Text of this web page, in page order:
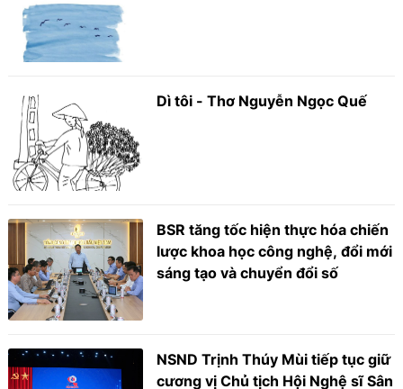
Dì tôi - Thơ Nguyễn Ngọc Quế
BSR tăng tốc hiện thực hóa chiến
lược khoa học công nghệ, đổi mới
sáng tạo và chuyển đổi số
NSND Trịnh Thúy Mùi tiếp tục giữ
cương vị Chủ tịch Hội Nghệ sĩ Sân